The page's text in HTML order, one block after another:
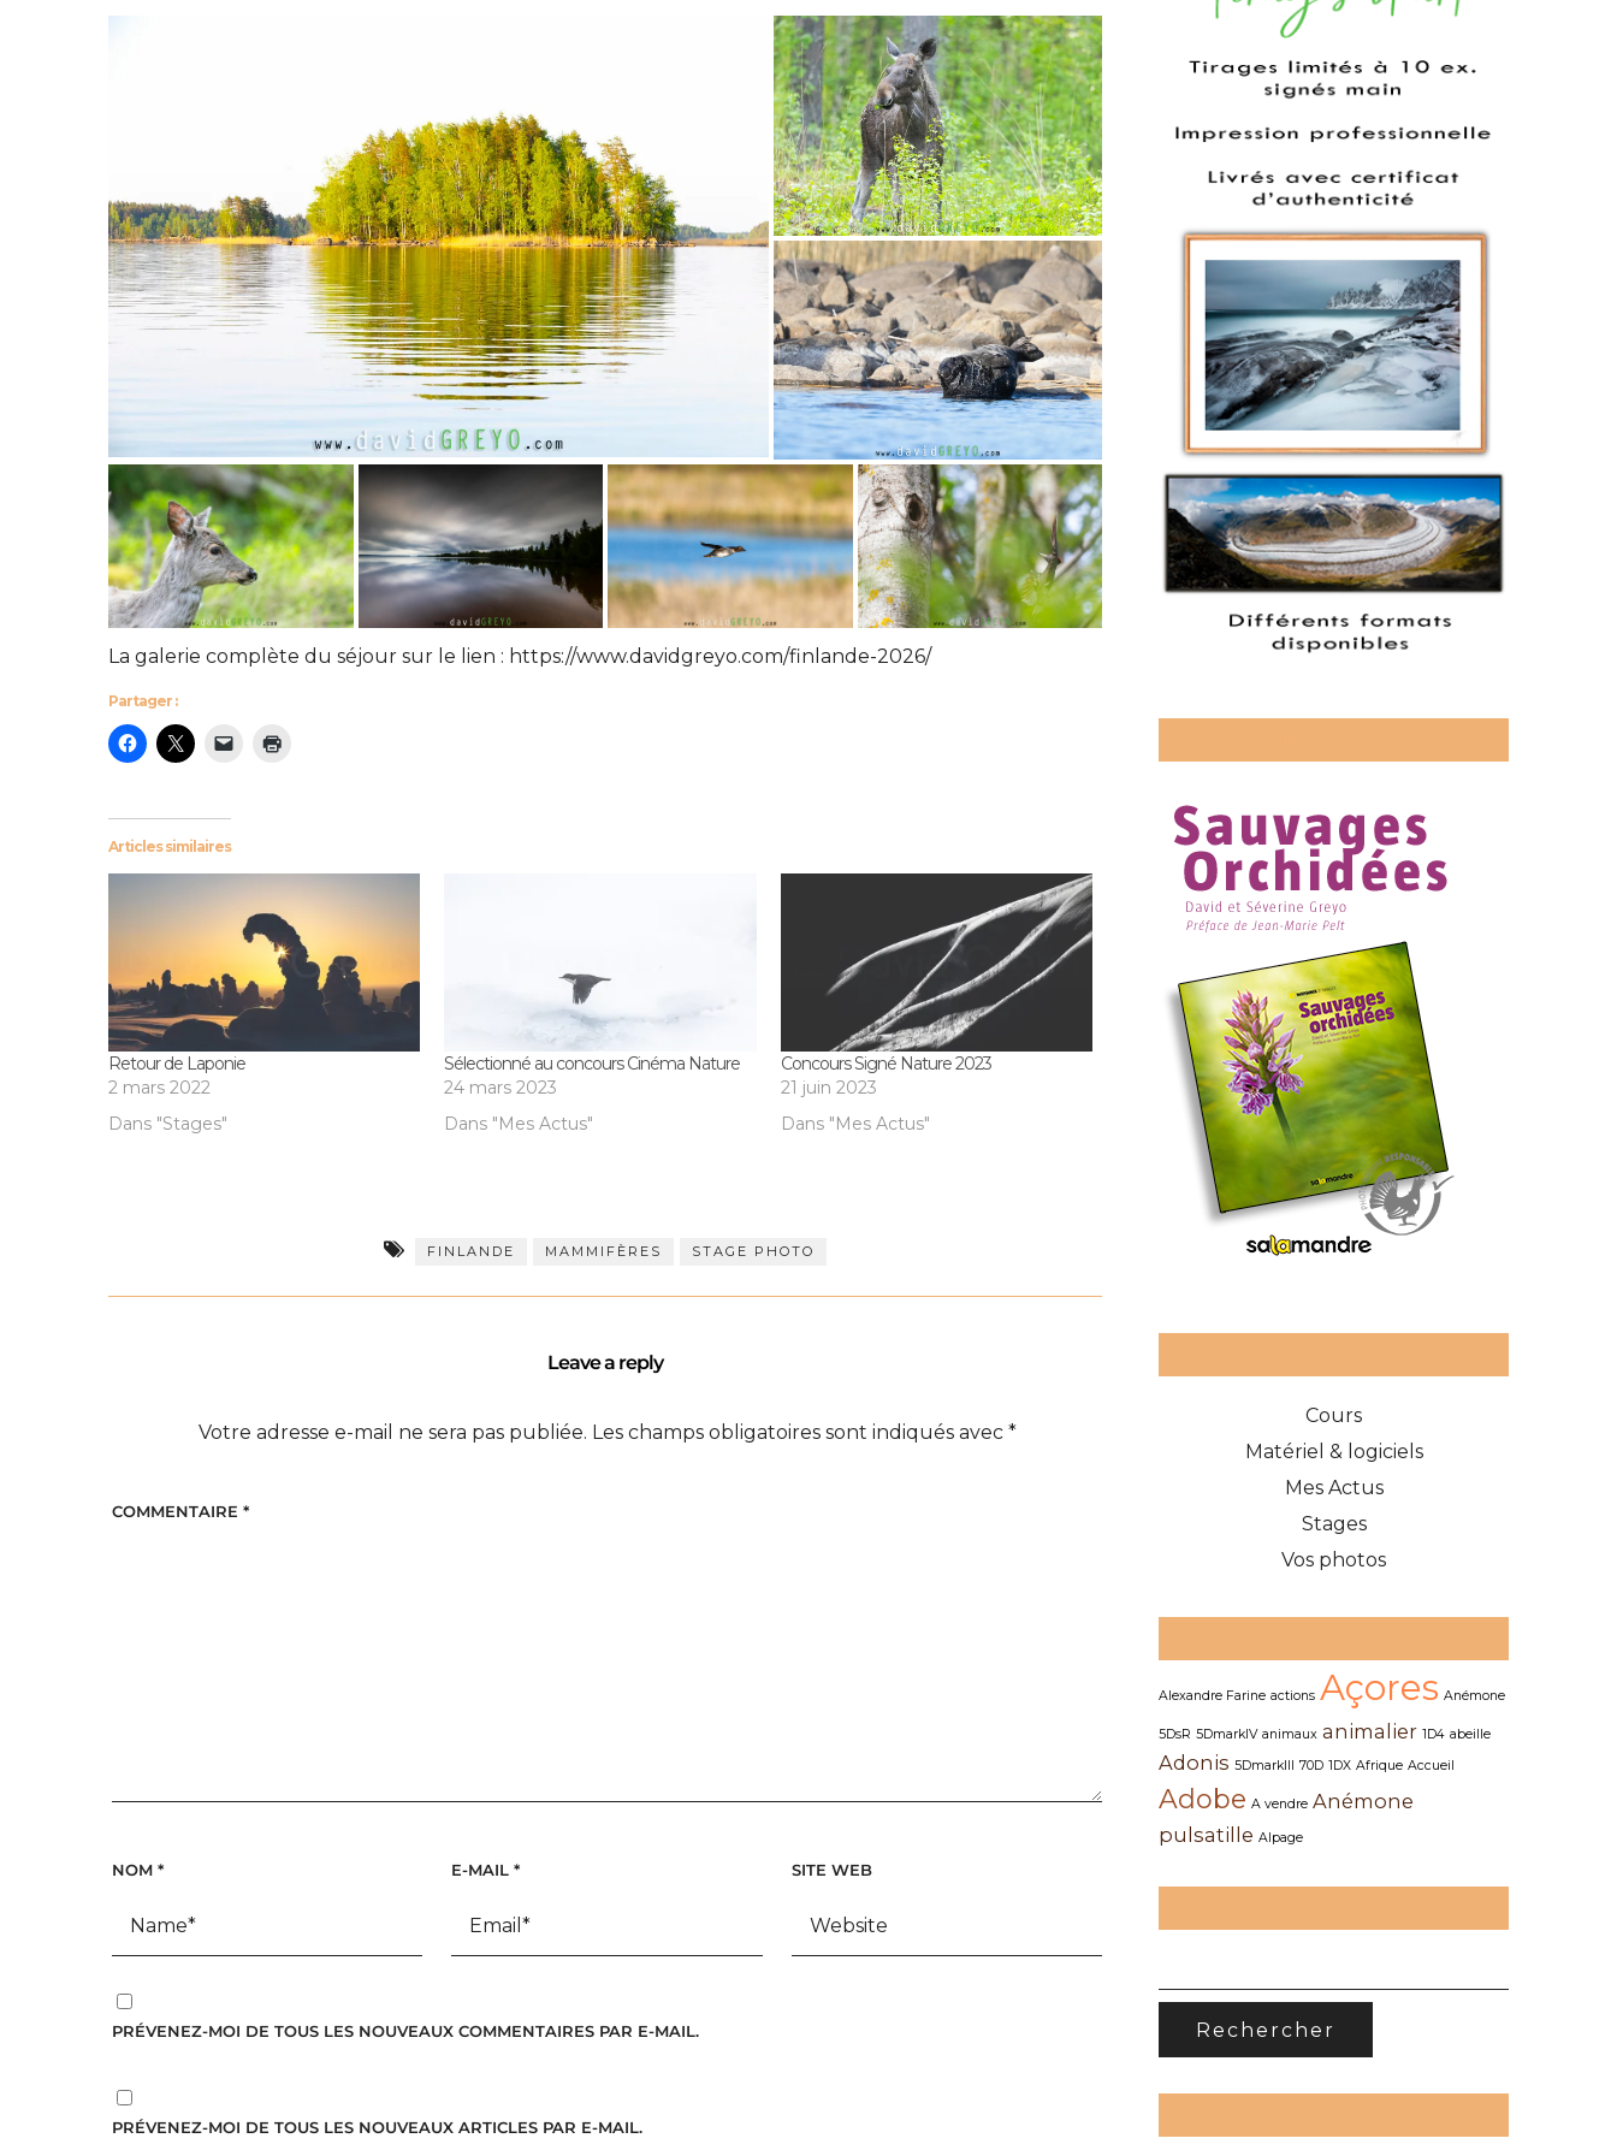
La galerie complète du séjour sur le lien : https://www.davidgreyo.com/finlande-2026/
Partager :
Articles similaires
Retour de Laponie
2 mars 2022
Dans "Stages"
Sélectionné au concours Cinéma Nature
24 mars 2023
Dans "Mes Actus"
Concours Signé Nature 2023
21 juin 2023
Dans "Mes Actus"
FINLANDE MAMMIFÈRES STAGE PHOTO
Leave a reply
Votre adresse e-mail ne sera pas publiée. Les champs obligatoires sont indiqués avec *
COMMENTAIRE *
NOM * E-MAIL* SITE WEB
PRÉVENEZ-MOI DE TOUS LES NOUVEAUX COMMENTAIRES PAR E-MAIL.
PRÉVENEZ-MOI DE TOUS LES NOUVEAUX ARTICLES PAR E-MAIL.
Cours
Matériel & logiciels
Mes Actus
Stages
Vos photos
Alexandre Farine actions Açores Anémone
5DsR 5DmarkIV animaux animalier 1D4 abeille
Adonis 5DmarkIII 70D 1DX Afrique Accueil
Adobe A vendre Anémone
pulsatille Alpage